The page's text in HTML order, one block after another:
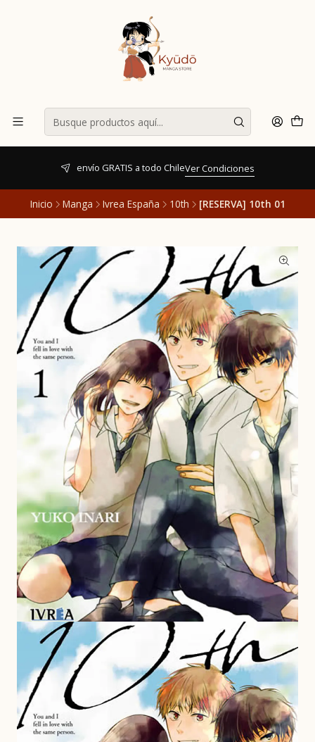
envío GRATIS a todo ChileVer Condiciones
Inicio Manga Ivrea España 10th [RESERVA] 10th 01